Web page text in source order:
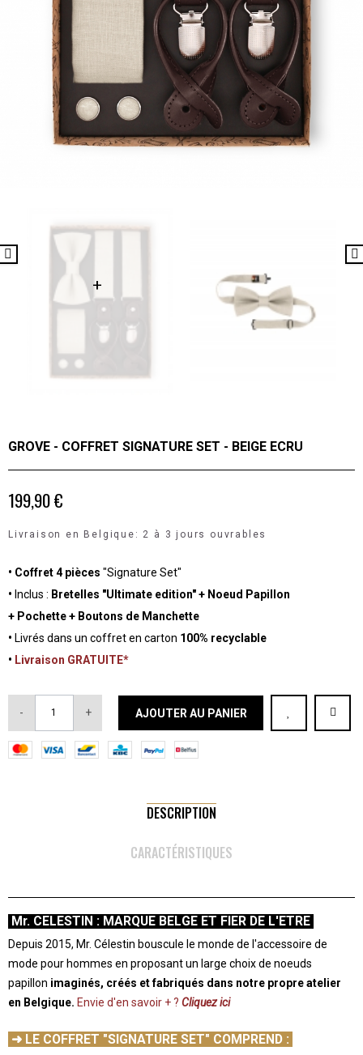
GROVE - COFFRET SIGNATURE SET - BEIGE ECRU
199,90 €
Livraison en Belgique: 2 à 3 jours ouvrables
• Coffret 4 pièces "Signature Set"
• Inclus : Bretelles "Ultimate edition" + Noeud Papillon
+ Pochette + Boutons de Manchette
• Livrés dans un coffret en carton 100% recyclable
• Livraison GRATUITE*
- + AJOUTER AU PANIER
DESCRIPTION
CARACTÉRISTIQUES
Mr. CELESTIN : MARQUE BELGE ET FIER DE L'ETRE
Depuis 2015, Mr. Célestin bouscule le monde de l'accessoire de
mode pour hommes en proposant un large choix de noeuds
papillon imaginés, créés et fabriqués dans notre propre atelier
en Belgique. Envie d'en savoir + ? Cliquez ici
➜ LE COFFRET "SIGNATURE SET" COMPREND :